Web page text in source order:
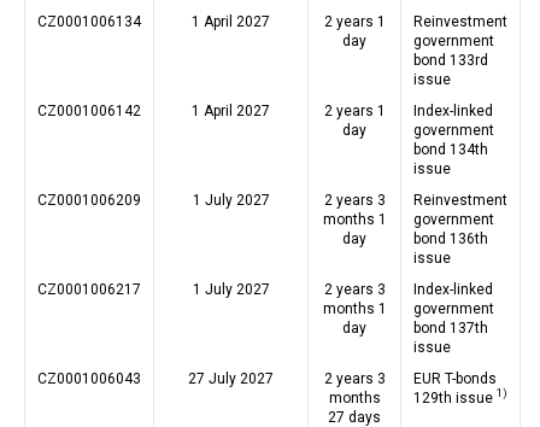
CZ0001006134 1 April 2027
2 years 1
day
Reinvestment
government
bond 133rd
issue
CZ0001006142
1 April 2027
2 years 1
day
Index-linked
government
bond 134th
issue
CZ0001006209
1 July 2027
2 years 3
months 1
day
Reinvestment
government
bond 136th
issue
CZ0001006217
1 July 2027
2 years 3
months 1
day
Index-linked
government
bond 137th
issue
CZ0001006043
27 July 2027
2 years 3
months
27 days
EUR T-bonds
129th issue 1)